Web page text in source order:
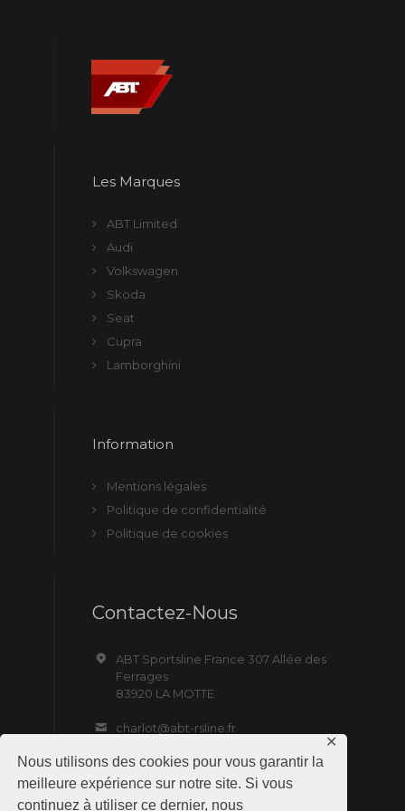
Nous utilisons des cookies pour vous garantir la
meilleure expérience sur notre site. Si vous
continuez à utiliser ce dernier, nous
✕
Les Marques
ABT Limited
Audi
Volkswagen
Skoda
Seat
Cupra
Lamborghini
Information
Mentions légales
Politique de confidentialité
Politique de cookies
Contactez-Nous
ABT Sportsline France 307 Allée des
Ferrages
83920 LA MOTTE
charlot@abt-rsline.fr